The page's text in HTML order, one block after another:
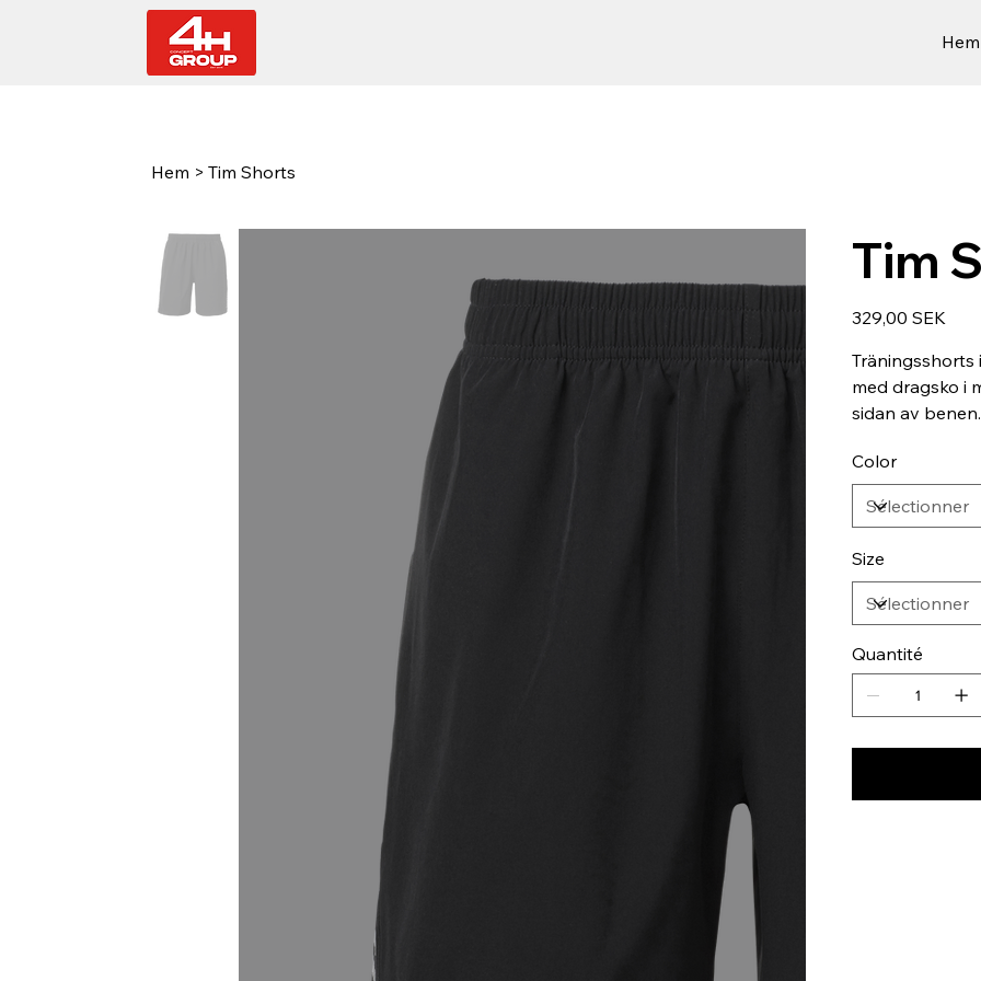
Hem
Hem > Tim Shorts
Tim
Prix
329,00 SEK
Träningsshorts
med dragsko i
sidan av benen.
Color
Size
Quantité